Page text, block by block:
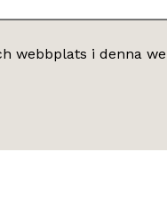
webbplats i denna